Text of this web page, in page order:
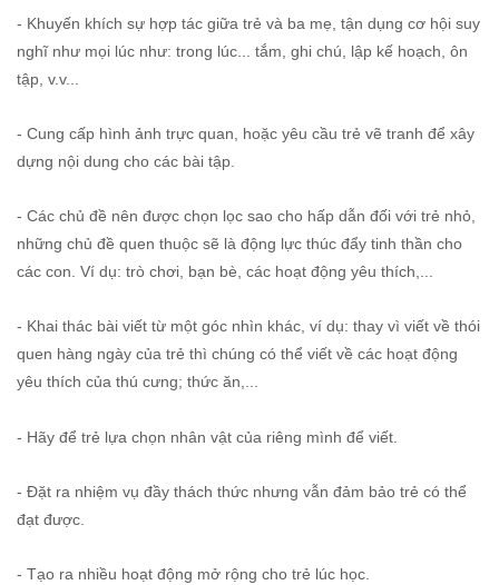
- Khuyến khích sự hợp tác giữa trẻ và ba mẹ, tận dụng cơ hội suy
nghĩ như mọi lúc như: trong lúc... tắm, ghi chú, lập kế hoạch, ôn
tập, v.v...
- Cung cấp hình ảnh trực quan, hoặc yêu cầu trẻ vẽ tranh để xây
dựng nội dung cho các bài tập.
- Các chủ đề nên được chọn lọc sao cho hấp dẫn đối với trẻ nhỏ,
những chủ đề quen thuộc sẽ là động lực thúc đẩy tinh thần cho
các con. Ví dụ: trò chơi, bạn bè, các hoạt động yêu thích,...
- Khai thác bài viết từ một góc nhìn khác, ví dụ: thay vì viết về thói
quen hàng ngày của trẻ thì chúng có thể viết về các hoạt động
yêu thích của thú cưng; thức ăn,...
- Hãy để trẻ lựa chọn nhân vật của riêng mình để viết.
- Đặt ra nhiệm vụ đầy thách thức nhưng vẫn đảm bảo trẻ có thể
đạt được.
- Tạo ra nhiều hoạt động mở rộng cho trẻ lúc học.